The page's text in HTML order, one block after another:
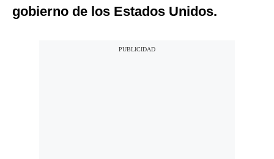
gobierno de los Estados Unidos.